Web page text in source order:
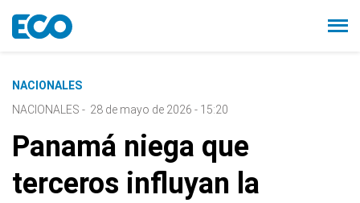
NACIONALES
NACIONALES - 28 de mayo de 2026 - 15:20
Panamá niega que
terceros influyan la